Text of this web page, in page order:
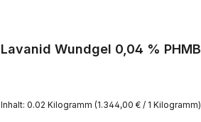
Lavanid Wundgel 0,04 % PHMB
Inhalt: 0.02 Kilogramm (1.344,00 € / 1 Kilogramm)